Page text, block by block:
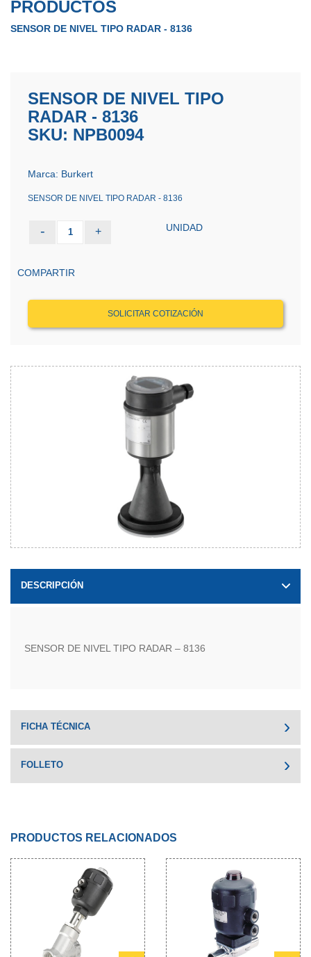
PRODUCTOS
SENSOR DE NIVEL TIPO RADAR - 8136
SENSOR DE NIVEL TIPO
RADAR - 8136
SKU: NPB0094
Marca: Burkert
SENSOR DE NIVEL TIPO RADAR - 8136
- 1 + UNIDAD
COMPARTIR
SOLICITAR COTIZACIÓN
DESCRIPCIÓN
SENSOR DE NIVEL TIPO RADAR – 8136
FICHA TÉCNICA
FOLLETO
PRODUCTOS RELACIONADOS